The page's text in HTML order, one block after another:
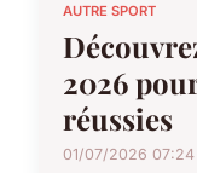
AUTRE SPORT
2026
réussies
01/07/2026 07:24